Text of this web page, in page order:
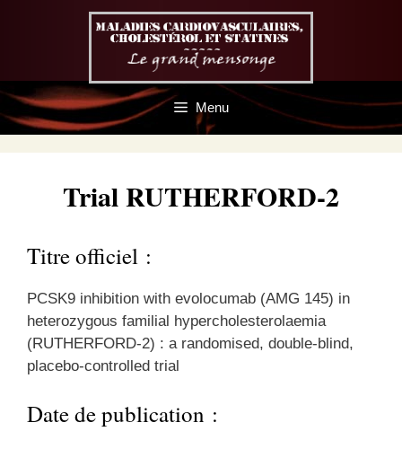
Menu
Trial RUTHERFORD-2
Titre officiel :
PCSK9 inhibition with evolocumab (AMG 145) in
heterozygous familial hypercholesterolaemia
(RUTHERFORD-2) : a randomised, double-blind,
placebo-controlled trial
Date de publication :